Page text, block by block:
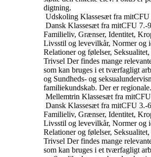
digtning.
Udskoling Klassesæt fra mitCFU
Dansk Klassesæt fra mitCFU 7.-
Familieliv, Grænser, Identitet,
Livsstil og levevilkår, Normer og
Relationer og følelser,
Trivsel Der findes mange
som kan bruges i et tværfagligt
og Sundheds- og
familiekundskab. Der er
Mellemtrin Klassesæt fra mitCFU
Dansk Klassesæt fra mitCFU 3.-
Familieliv, Grænser, Identitet,
Livsstil og levevilkår, Normer og
Relationer og følelser,
Trivsel Der findes mange
som kan bruges i et tværfagligt